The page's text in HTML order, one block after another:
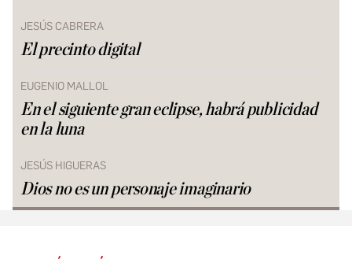
JESÚS CABRERA
El precinto digital
EUGENIO MALLOL
En el siguiente gran eclipse, habrá publicidad
en la luna
JESÚS HIGUERAS
Dios no es un personaje imaginario